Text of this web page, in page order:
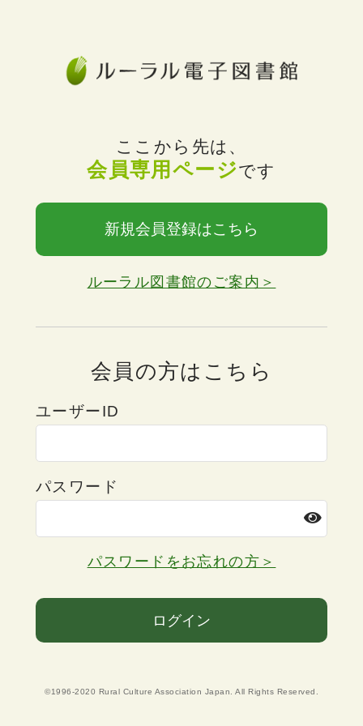
ここから先は、
会員専用ページです
新規会員登録はこちら
ルーラル図書館のご案内＞
会員の方はこちら
ユーザーID
パスワード
パスワードをお忘れの方＞
ログイン
©1996-2020 Rural Culture Association Japan. All Rights Reserved.